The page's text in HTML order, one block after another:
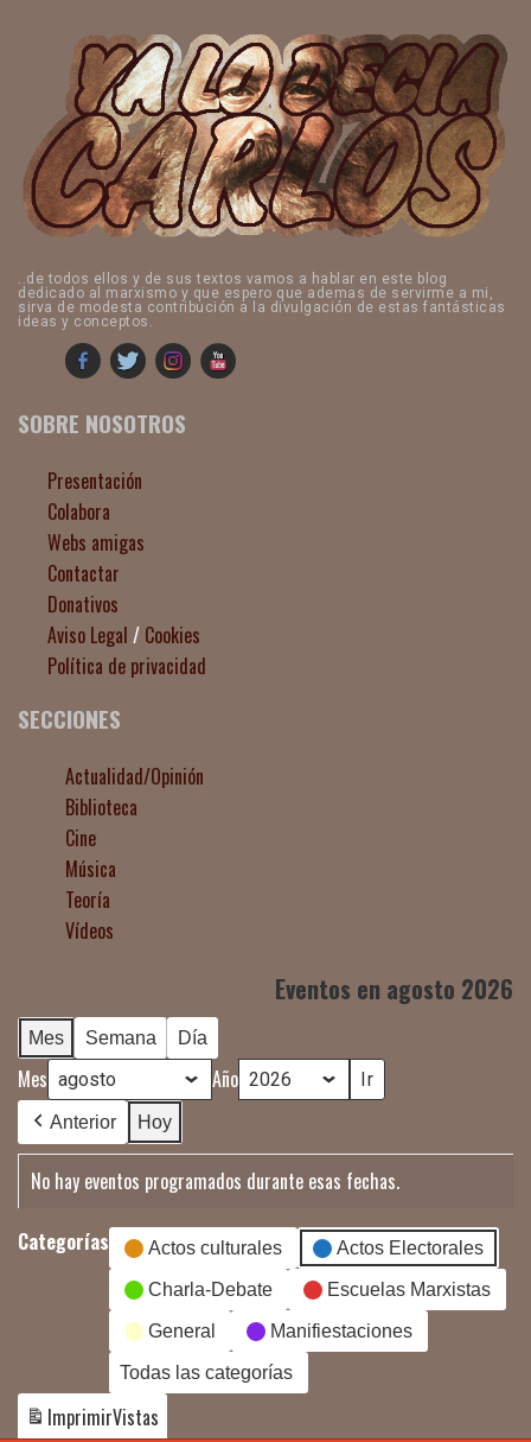
..de todos ellos y de sus textos vamos a hablar en este blog
dedicado al marxismo y que espero que ademas de servirme a mi,
sirva de modesta contribución a la divulgación de estas fantásticas
ideas y conceptos.
SOBRE NOSOTROS
Presentación
Colabora
Webs amigas
Contactar
Donativos
Aviso Legal / Cookies
Política de privacidad
SECCIONES
Actualidad/Opinión
Biblioteca
Cine
Música
Teoría
Vídeos
Eventos en agosto 2026
Mes Semana Día
Mes Año
Anterior Hoy
No hay eventos programados durante esas fechas.
Categorías Actos culturales Actos Electorales
Charla-Debate Escuelas Marxistas
General Manifiestaciones
Todas las categorías
ImprimirVistas